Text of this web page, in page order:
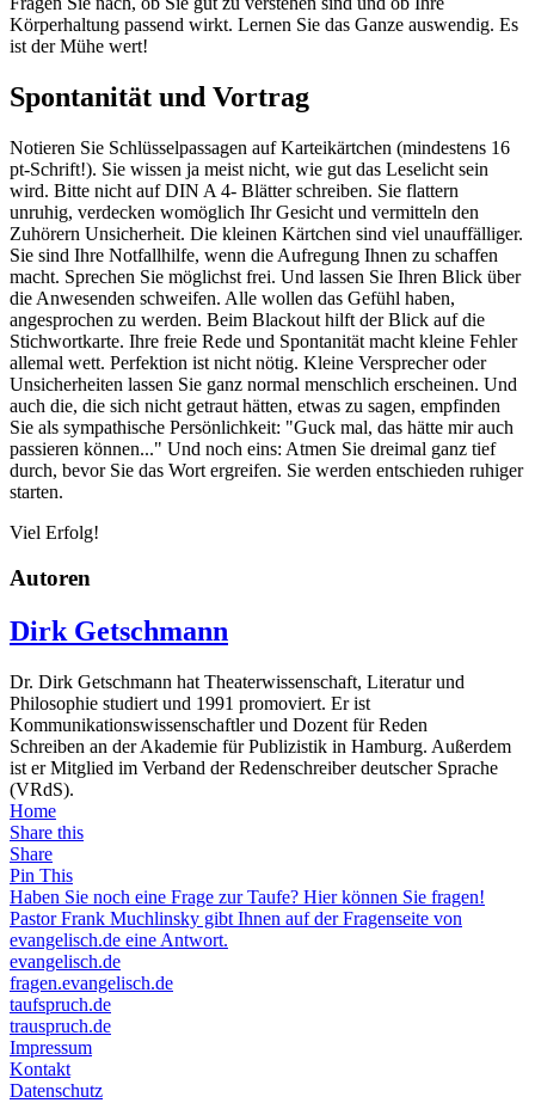
Körperhaltung passend wirkt. Lernen Sie das Ganze auswendig. Es
ist der Mühe wert!
Spontanität und Vortrag
Notieren Sie Schlüsselpassagen auf Karteikärtchen (mindestens 16
pt-Schrift!). Sie wissen ja meist nicht, wie gut das Leselicht sein
wird. Bitte nicht auf DIN A 4- Blätter schreiben. Sie flattern
unruhig, verdecken womöglich Ihr Gesicht und vermitteln den
Zuhörern Unsicherheit. Die kleinen Kärtchen sind viel unauffälliger.
Sie sind Ihre Notfallhilfe, wenn die Aufregung Ihnen zu schaffen
macht. Sprechen Sie möglichst frei. Und lassen Sie Ihren Blick über
die Anwesenden schweifen. Alle wollen das Gefühl haben,
angesprochen zu werden. Beim Blackout hilft der Blick auf die
Stichwortkarte. Ihre freie Rede und Spontanität macht kleine Fehler
allemal wett. Perfektion ist nicht nötig. Kleine Versprecher oder
Unsicherheiten lassen Sie ganz normal menschlich erscheinen. Und
auch die, die sich nicht getraut hätten, etwas zu sagen, empfinden
Sie als sympathische Persönlichkeit: "Guck mal, das hätte mir auch
passieren können..." Und noch eins: Atmen Sie dreimal ganz tief
durch, bevor Sie das Wort ergreifen. Sie werden entschieden ruhiger
starten.
Viel Erfolg!
Autoren
Dirk Getschmann
Dr. Dirk Getschmann hat Theaterwissenschaft, Literatur und
Philosophie studiert und 1991 promoviert. Er ist
Kommunikationswissenschaftler und Dozent für Reden
Schreiben an der Akademie für Publizistik in Hamburg. Außerdem
ist er Mitglied im Verband der Redenschreiber deutscher Sprache
(VRdS).
Home
Share this
Share
Pin This
Haben Sie noch eine Frage zur Taufe? Hier können Sie fragen!
Pastor Frank Muchlinsky gibt Ihnen auf der Fragenseite von
evangelisch.de eine Antwort.
evangelisch.de
fragen.evangelisch.de
taufspruch.de
trauspruch.de
Impressum
Kontakt
Datenschutz